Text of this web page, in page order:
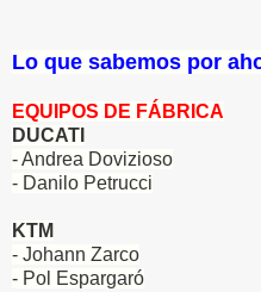
Lo que sabemos por
EQUIPOS DE FÁBRICA
DUCATI
- Andrea Dovizioso
- Danilo Petrucci
KTM
- Johann Zarco
- Pol Espargaró